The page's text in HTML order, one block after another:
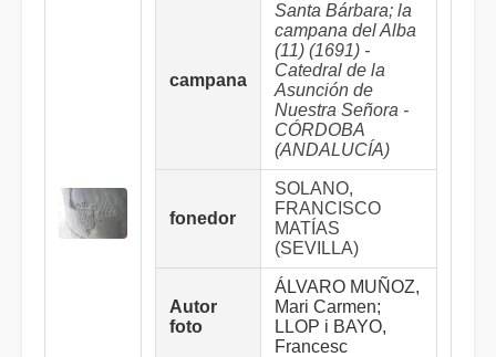
campana
Santa Bárbara; la
campana del Alba
(11) (1691) -
Catedral de la
Asunción de
Nuestra Señora -
CÓRDOBA
(ANDALUCÍA)
fonedor
SOLANO,
FRANCISCO
MATÍAS
(SEVILLA)
Autor
foto
ÁLVARO MUÑOZ,
Mari Carmen;
LLOP i BAYO,
Francesc